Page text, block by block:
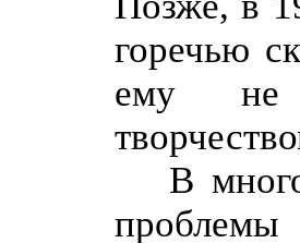
горечью
ему не
В
проблемы